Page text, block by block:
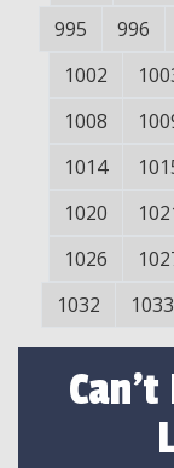
995
996
1002
1008
1014
1020
1026
1032
1033
Can't